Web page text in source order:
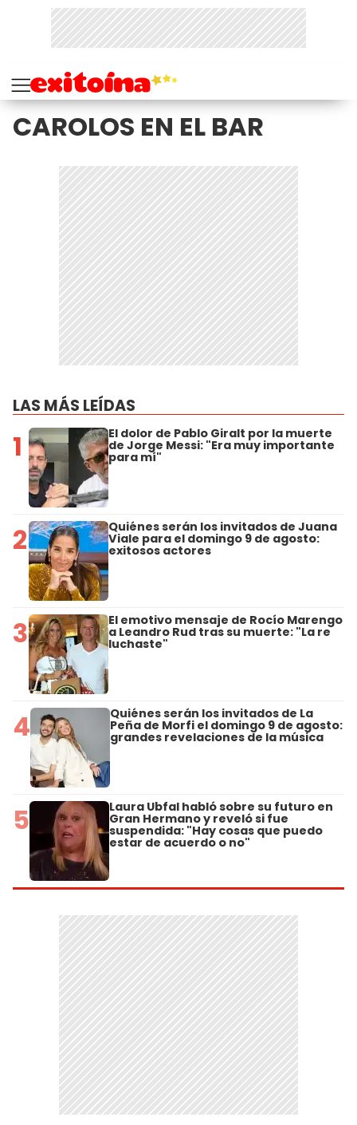
CAROLOS EN EL BAR
LAS MÁS LEÍDAS
1 El dolor de Pablo Giralt por la muerte
de Jorge Messi: "Era muy importante
para mí"
2 Quiénes serán los invitados de Juana
Viale para el domingo 9 de agosto:
exitosos actores
3 El emotivo mensaje de Rocío Marengo
a Leandro Rud tras su muerte: "La re
luchaste"
4 Quiénes serán los invitados de La
Peña de Morfi el domingo 9 de agosto:
grandes revelaciones de la música
5 Laura Ubfal habló sobre su futuro en
Gran Hermano y reveló si fue
suspendida: "Hay cosas que puedo
estar de acuerdo o no"